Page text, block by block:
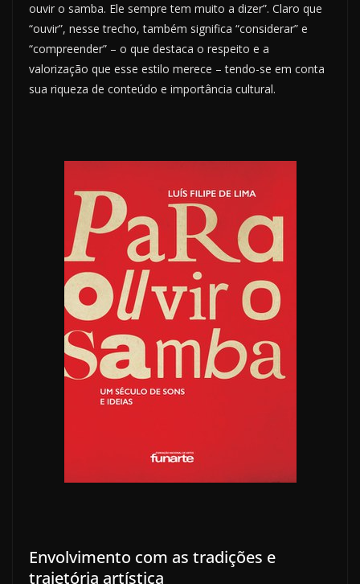
ouvir o samba. Ele sempre tem muito a dizer”. Claro que
“ouvir”, nesse trecho, também significa “considerar” e
“compreender” – o que destaca o respeito e a
valorização que esse estilo merece – tendo-se em conta
sua riqueza de conteúdo e importância cultural.
Envolvimento com as tradições e
trajetória artística